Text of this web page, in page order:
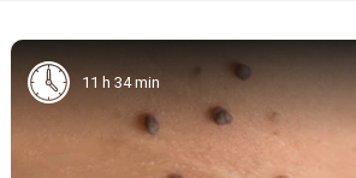
11 h 34 min